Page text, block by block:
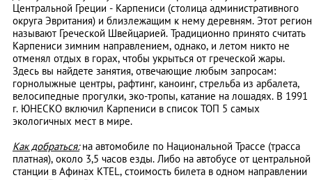
Центральной Греции - Карпениси (столица административного
округа Эвритания) и близлежащим к нему деревням. Этот регион
называют Греческой Швейцарией. Традиционно принято считать
Карпениси зимним направлением, однако, и летом никто не
отменял отдых в горах, чтобы укрыться от греческой жары.
Здесь вы найдете занятия, отвечающие любым запросам:
горнолыжные центры, рафтинг, каноинг, стрельба из арбалета,
велосипедные прогулки, эко-тропы, катание на лошадях. В 1991
г. ЮНЕСКО включил Карпениси в список ТОП 5 самых
экологичных мест в мире.
Как добраться:на автомобиле по Национальной Трассе (трасса
платная), около 3,5 часов езды. Либо на автобусе от центральной
станции в Афинах KTEL, стоимость билета в одном направлении